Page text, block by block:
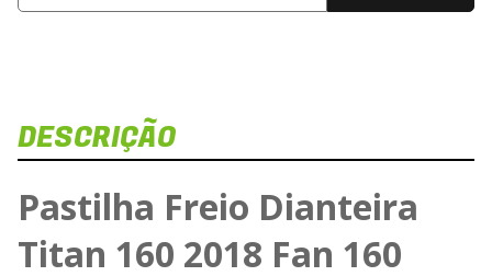
DESCRIÇÃO
Pastilha Freio Dianteira
Titan 160 2018 Fan 160